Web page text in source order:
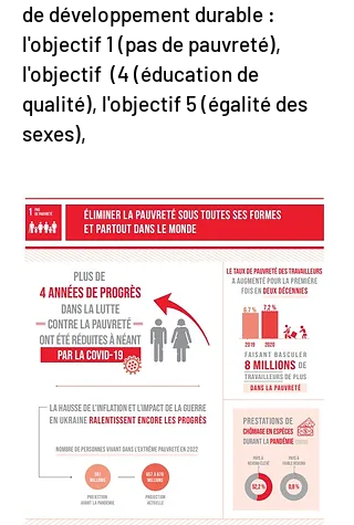
de développement durable :
l'objectif 1 (pas de pauvreté),
l'objectif (4 (éducation de
qualité), l'objectif 5 (égalité des
sexes),